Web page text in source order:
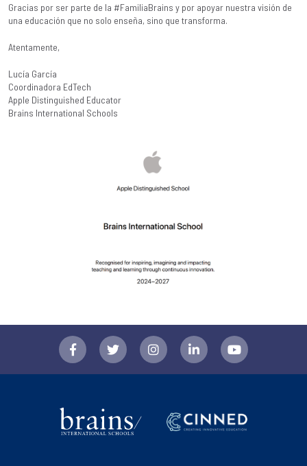
Gracias por ser parte de la #FamiliaBrains y por apoyar nuestra visión de
una educación que no solo enseña, sino que transforma.
Atentamente,
Lucía García
Coordinadora EdTech
Apple Distinguished Educator
Brains International Schools